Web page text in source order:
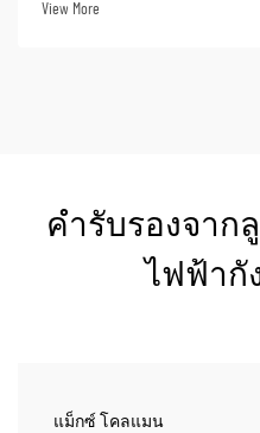
View More
คำรับรองจาก
ไฟฟ้ากั
แม็กซ์ โคลแมน